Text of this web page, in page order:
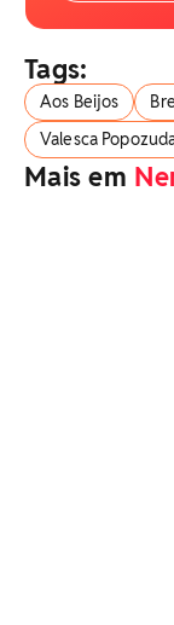
Tags:
Aos Beijos
Valesca
Mais em